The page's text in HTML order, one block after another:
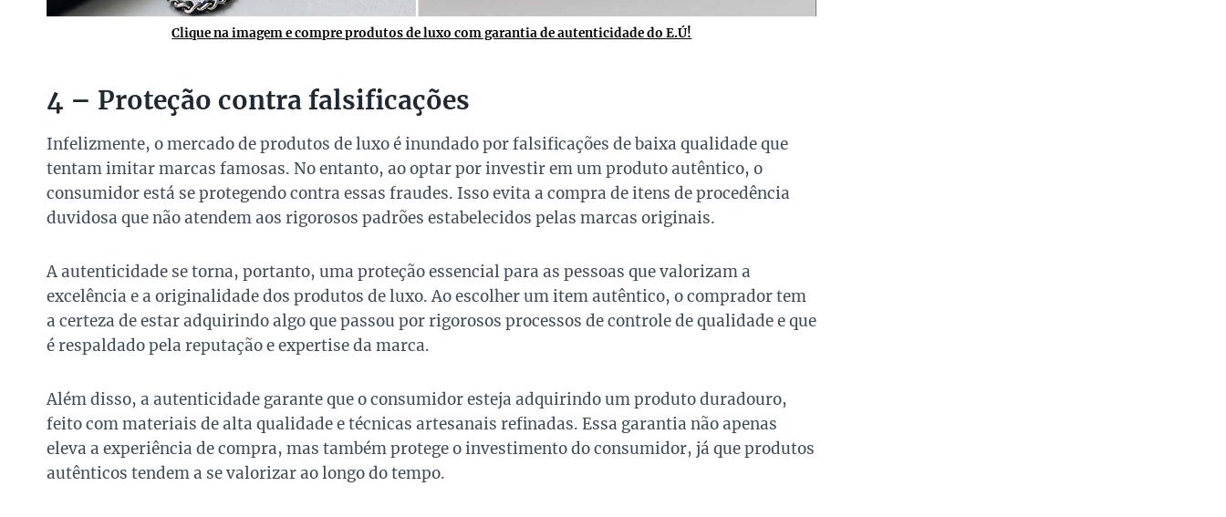
Clique na imagem e compre produtos de luxo com garantia de autenticidade do E.Ú!
4 – Proteção contra falsificações
Infelizmente, o mercado de produtos de luxo é inundado por falsificações de baixa qualidade que
tentam imitar marcas famosas. No entanto, ao optar por investir em um produto autêntico, o
consumidor está se protegendo contra essas fraudes. Isso evita a compra de itens de procedência
duvidosa que não atendem aos rigorosos padrões estabelecidos pelas marcas originais.
A autenticidade se torna, portanto, uma proteção essencial para as pessoas que valorizam a
excelência e a originalidade dos produtos de luxo. Ao escolher um item autêntico, o comprador tem
a certeza de estar adquirindo algo que passou por rigorosos processos de controle de qualidade e que
é respaldado pela reputação e expertise da marca.
Além disso, a autenticidade garante que o consumidor esteja adquirindo um produto duradouro,
feito com materiais de alta qualidade e técnicas artesanais refinadas. Essa garantia não apenas
eleva a experiência de compra, mas também protege o investimento do consumidor, já que produtos
autênticos tendem a se valorizar ao longo do tempo.